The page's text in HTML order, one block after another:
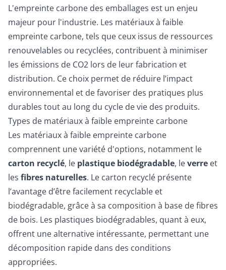
L'empreinte carbone des emballages est un enjeu
majeur pour l'industrie. Les matériaux à faible
empreinte carbone, tels que ceux issus de ressources
renouvelables ou recyclées, contribuent à minimiser
les émissions de CO2 lors de leur fabrication et
distribution. Ce choix permet de réduire l’impact
environnemental et de favoriser des pratiques plus
durables tout au long du cycle de vie des produits.
Types de matériaux à faible empreinte carbone
Les matériaux à faible empreinte carbone
comprennent une variété d'options, notamment le
carton recyclé, le plastique biodégradable, leverre et
les fibres naturelles. Le carton recyclé présente
l’avantage d’être facilement recyclable et
biodégradable, grâce à sa composition à base de fibres
de bois. Les plastiques biodégradables, quant à eux,
offrent une alternative intéressante, permettant une
décomposition rapide dans des conditions
appropriées.